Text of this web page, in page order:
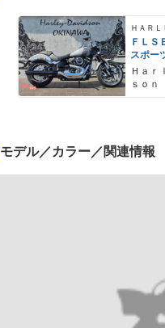
ＦＬ
スポー
Ｈａｒ
ｓｏｎ
モデル／カラー／関連情報